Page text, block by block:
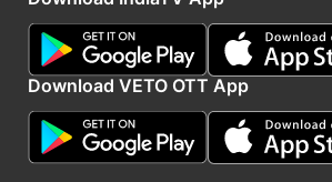
अस्वीकार्य माना और कर्तव्य में
तत्काल प्रभाव से निलंबित कर दिया।
Download VETO OTT App